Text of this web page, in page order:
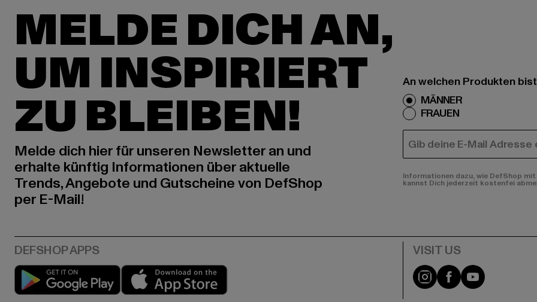
MELDE DICH AN,
UM INSPIRIERT
ZU BLEIBEN!
Melde dich hier für unseren Newsletter an und
erhalte künftig Informationen über aktuelle
Trends, Angebote und Gutscheine von DefShop
per E-Mail!
An welchen Produkten
MÄNNER
FRAUEN
E-MAIL
Informationen dazu, wie DefShop
kannst Dich jederzeit kostenfei
Play market Visit our Instagram
Visit ourVisit our